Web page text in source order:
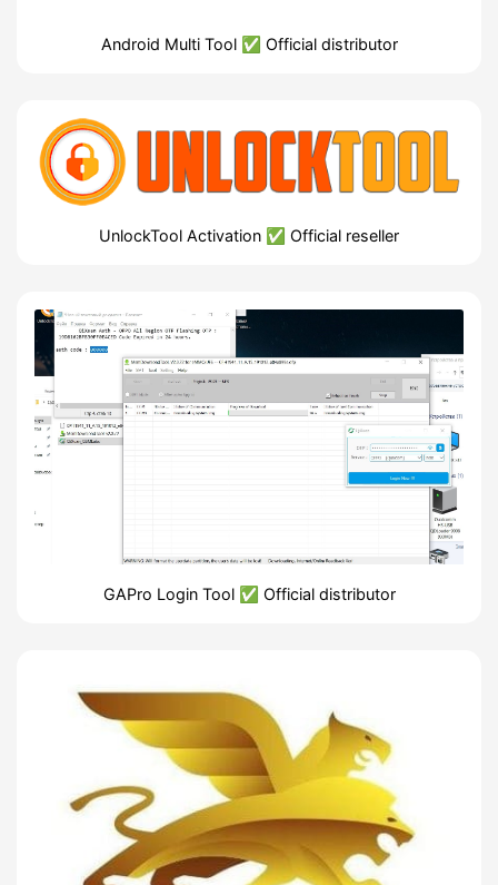
Android Multi Tool ✅ Official distributor
UnlockTool Activation ✅ Official reseller
GAPro Login Tool ✅ Official distributor